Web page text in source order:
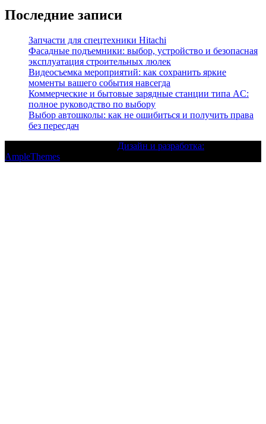
Последние записи
Запчасти для спецтехники Hitachi
Фасадные подъемники: выбор, устройство и безопасная
эксплуатация строительных люлек
Видеосъемка мероприятий: как сохранить яркие
моменты вашего события навсегда
Коммерческие и бытовые зарядные станции типа AC:
полное руководство по выбору
Выбор автошколы: как не ошибиться и получить права
без пересдач
Дизайн и разработка:
AmpleThemes